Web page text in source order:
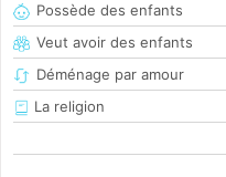
Possède des enfants
Veut avoir des enfants
Déménage par amour
La religion